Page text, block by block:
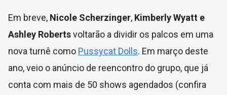
Em breve, Nicole Scherzinger, Kimberly Wyatt e
Ashley Robertsvoltarão a dividir os palcos em uma
nova turnê como Pussycat Dolls. Em março deste
ano, veio o anúncio de reencontro do grupo, que já
conta com mais de 50 shows agendados (confira